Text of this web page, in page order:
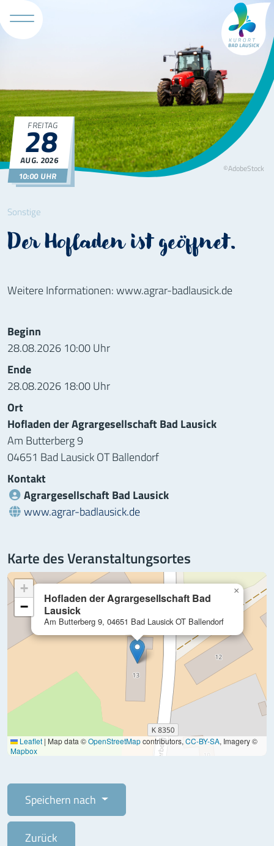
Tourismus
©AdobeStock
Sonstige
Der Hofladen ist geöffnet.
FREITAG
28
AUG.2026
10:00 UHR
Weitere Informationen: www.agrar-badlausick.de
Informationen zur Veranstaltung
Beginn
28.08.2026 10:00 Uhr
Ende
28.08.2026 18:00 Uhr
Ort
Hofladen der Agrargesellschaft Bad Lausick
Am Butterberg 9
04651 Bad Lausick OT Ballendorf
Kontakt
Agrargesellschaft Bad Lausick
Webseite:
www.agrar-badlausick.de
Karte des Veranstaltungsortes
Hofladen der Agrargesellschaft Bad
Lausick
Am Butterberg 9, 04651 Bad Lausick OT Ballendorf
×
+
−
Leaflet | Map data ©OpenStreetMapcontributors, CC-BY-SA, Imagery ©
Mapbox
Speichern nach
Zurück